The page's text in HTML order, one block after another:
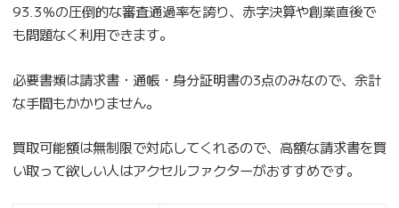
93.3％の圧倒的な審査通過率を誇り、赤字決算や創業直後で
も問題なく利用できます。
必要書類は請求書・通帳・身分証明書の3点のみなので、余計
な手間もかかりません。
買取可能額は無制限で対応してくれるので、高額な請求書を買
い取って欲しい人はアクセルファクターがおすすめです。